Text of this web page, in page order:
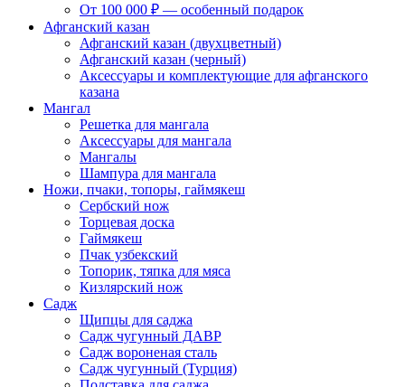
От 100 000 ₽ — особенный подарок
Афганский казан
Афганский казан (двухцветный)
Афганский казан (черный)
Аксессуары и комплектующие для афганского
казана
Мангал
Решетка для мангала
Аксессуары для мангала
Мангалы
Шампура для мангала
Ножи, пчаки, топоры, гаймякеш
Сербский нож
Торцевая доска
Гаймякеш
Пчак узбекский
Топорик, тяпка для мяса
Кизлярский нож
Садж
Щипцы для саджа
Садж чугунный ДАВР
Садж вороненая сталь
Садж чугунный (Турция)